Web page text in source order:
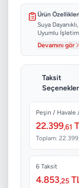
Ürün
Suya
Uyumlu
Devamını gör
Taksit
Peşin / Havale
22.399,61
Toplam: 22.399
6 Taksit
4.853,25